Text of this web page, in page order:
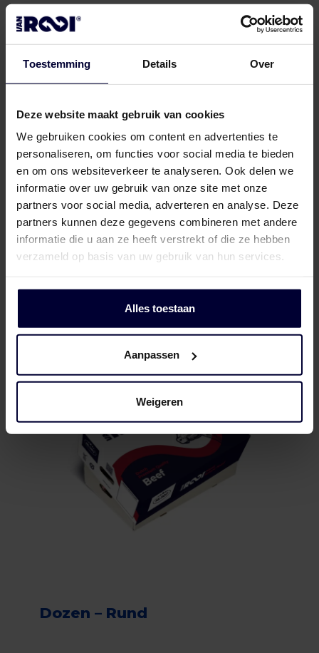
Toestemming Details Over
Deze website maakt gebruik van cookies
We gebruiken cookies om content en advertenties te
personaliseren, om functies voor social media te bieden
en om ons websiteverkeer te analyseren. Ook delen we
informatie over uw gebruik van onze site met onze
partners voor social media, adverteren en analyse. Deze
partners kunnen deze gegevens combineren met andere
informatie die u aan ze heeft verstrekt of die ze hebben
verzameld op basis van uw gebruik van hun services.
Alles toestaan
Aanpassen
Weigeren
Onverpakte blok
Dozen – Rund